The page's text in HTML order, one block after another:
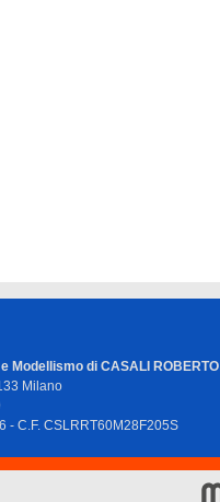
Modellismo di CASALI ROBERTO
Milano
- C.F. CSLRRT60M28F205S